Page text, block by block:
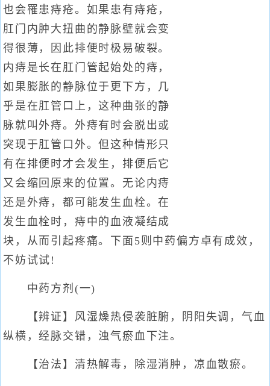
也会罹患痔疮。如果患有痔疮，
肛门内肿大扭曲的静脉壁就会变
得很薄，因此排便时极易破裂。
内痔是长在肛门管起始处的痔，
如果膨胀的静脉位于更下方，几
乎是在肛管口上，这种曲张的静
脉就叫外痔。外痔有时会脱出或
突现于肛管口外。但这种情形只
有在排便时才会发生，排便后它
又会缩回原来的位置。无论内痔
还是外痔，都可能发生血栓。在
发生血栓时，痔中的血液凝结成
块，从而引起疼痛。下面5则中药偏方卓有成效，
不妨试试!
中药方剂(一)
【辨证】风湿燥热侵袭脏腑，阴阳失调，气血
纵横，经脉交错，浊气瘀血下注。
【治法】清热解毒，除湿消肿，凉血散瘀。